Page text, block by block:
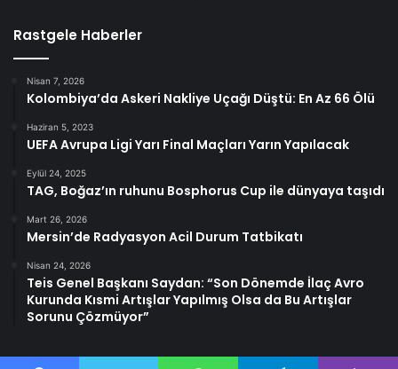
Rastgele Haberler
Nisan 7, 2026
Kolombiya’da Askeri Nakliye Uçağı Düştü: En Az 66 Ölü
Haziran 5, 2023
UEFA Avrupa Ligi Yarı Final Maçları Yarın Yapılacak
Eylül 24, 2025
TAG, Boğaz’ın ruhunu Bosphorus Cup ile dünyaya taşıdı
Mart 26, 2026
Mersin’de Radyasyon Acil Durum Tatbikatı
Nisan 24, 2026
Teis Genel Başkanı Saydan: “Son Dönemde İlaç Avro
Kurunda Kısmi Artışlar Yapılmış Olsa da Bu Artışlar
Sorunu Çözmüyor”